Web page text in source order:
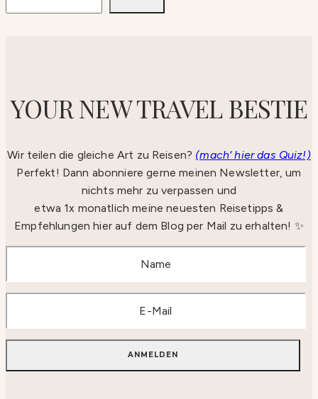
YOUR NEW TRAVEL BESTIE
Wir teilen die gleiche Art zu Reisen? (mach‘ hier das Quiz!)
Perfekt! Dann abonniere gerne meinen Newsletter, um
nichts mehr zu verpassen und
etwa 1x monatlich meine neuesten Reisetipps &
Empfehlungen hier auf dem Blog per Mail zu erhalten! ✨